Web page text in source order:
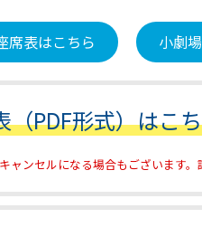
席表はこちら 小劇
（PDF形式）はこ
ャンセルになる場合もございます。